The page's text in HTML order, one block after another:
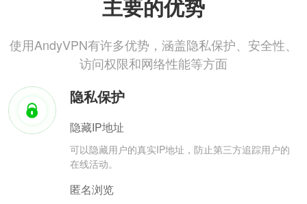
主要的优势
使用AndyVPN有许多优势，涵盖隐私保护、安全性、
访问权限和网络性能等方面
隐私保护
隐藏IP地址
可以隐藏用户的真实IP地址，防止第三方追踪用户的
在线活动。
匿名浏览